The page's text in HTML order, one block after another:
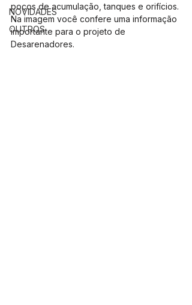
NOVIDADES
OUTROS
poços de acumulação, tanques e orifícios.
Na imagem você confere uma informação
importante para o projeto de
Desarenadores.